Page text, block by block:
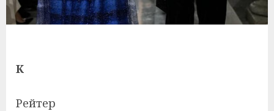
К
Рейтер